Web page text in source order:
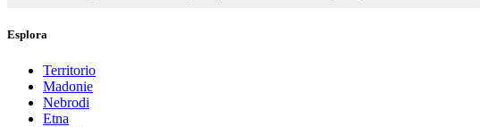
Esplora
Territorio
Madonie
Nebrodi
Etna